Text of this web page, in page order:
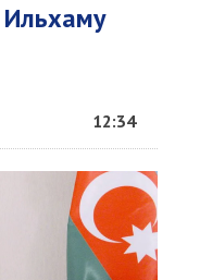
12:34